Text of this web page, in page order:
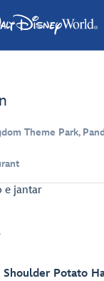
Theme Park,
e jantar
Potato